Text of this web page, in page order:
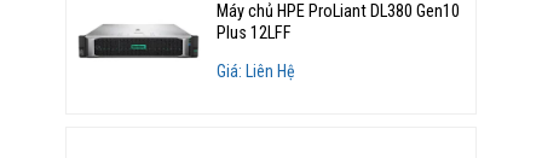
Máy chủ HPE ProLiant DL380 Gen10
Plus 12LFF
Giá: Liên Hệ